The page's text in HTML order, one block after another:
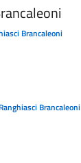
Brancaleoni
Brancaleoni